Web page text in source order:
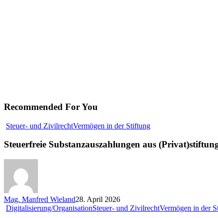
Recommended For You
Steuer- und ZivilrechtVermögen in der StiftungSteuerfreie
aus
(Privat)stiftungen
Steuerfreie Substanzauszahlungen aus
Mag. Manfred Wieland28. April 2026
Digitalisierung/OrganisationSteuer- und ZivilrechtVermögen in der